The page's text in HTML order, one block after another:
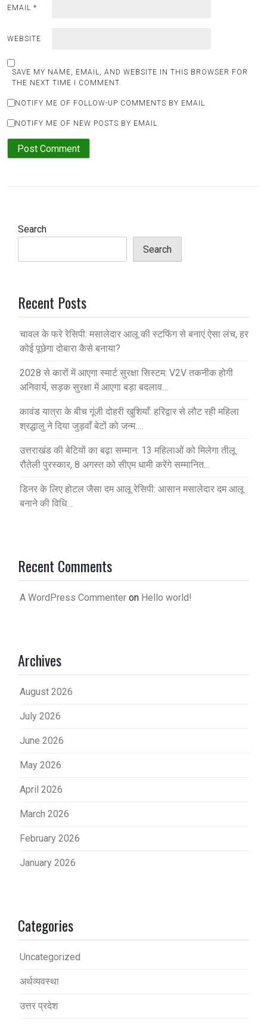
EMAIL *
WEBSITE
SAVE MY NAME, EMAIL, AND WEBSITE IN THIS BROWSER FOR
THE NEXT TIME I COMMENT.
NOTIFY ME OF FOLLOW-UP COMMENTS BY EMAIL.
NOTIFY ME OF NEW POSTS BY EMAIL.
Search
Search
Recent Posts
चावल के फरे रेसिपी: मसालेदार आलू की स्टफिंग से बनाएं ऐसा लंच, हर
कोई पूछेगा दोबारा कैसे बनाया?
2028 से कारों में आएगा स्मार्ट सुरक्षा सिस्टम: V2V तकनीक होगी
अनिवार्य, सड़क सुरक्षा में आएगा बड़ा बदलाव…
कावंड यात्रा के बीच गूंजी दोहरी खुशियाँ: हरिद्वार से लौट रही महिला
श्रद्धालु ने दिया जुड़वाँ बेटों को जन्म….
उत्तराखंड की बेटियों का बढ़ा सम्मान: 13 महिलाओं को मिलेगा तीलू
रौतेली पुरस्कार, 8 अगस्त को सीएम धामी करेंगे सम्मानित…
डिनर के लिए होटल जैसा दम आलू रेसिपी: आसान मसालेदार दम आलू
बनाने की विधि…
Recent Comments
A WordPress Commenter on Hello world!
Archives
August 2026
July 2026
June 2026
May 2026
April 2026
March 2026
February 2026
January 2026
Categories
Uncategorized
अर्थव्यवस्था
उत्तर प्रदेश